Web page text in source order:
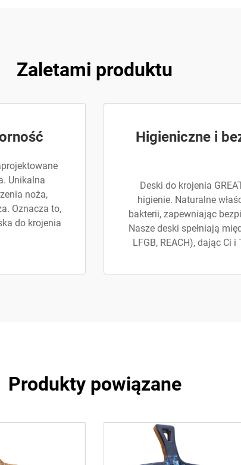
Zaletami produktu
Unikalna
noża,
Oznacza to,
do krojenia
Higieniczne i
Deski do krojenia
higienie. Naturalne
bakterii, zapewniając
Nasze deski spełniają
LFGB, REACH), dając Ci
Produkty powiązane